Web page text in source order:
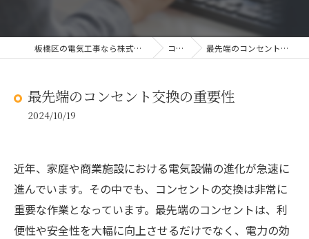
板橋区の電気工事なら株式会社ラプチャー コラム 最先端のコンセント交換の重要性
最先端のコンセント交換の重要性
2024/10/19
近年、家庭や商業施設における電気設備の進化が急速に
進んでいます。その中でも、コンセントの交換は非常に
重要な作業となっています。最先端のコンセントは、利
便性や安全性を大幅に向上させるだけでなく、電力の効